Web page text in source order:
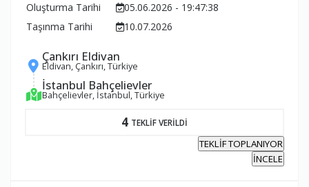
Oluşturma Tarihi
05.06.2026 - 19:47:38
Taşınma Tarihi
10.07.2026
Çankırı Eldivan
Eldivan, Çankırı, Türkiye
İstanbul Bahçelievler
Bahçelievler, İstanbul, Türkiye
4 TEKLİF VERİLDİ
TEKLİF TOPLANIYOR
İNCELE